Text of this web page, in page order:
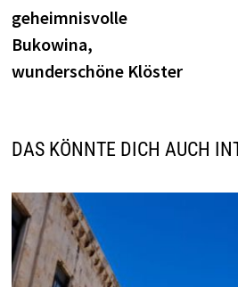
geheimnisvolle
Bukowina,
wunderschöne Klöster
DAS KÖNNTE DICH AUCH